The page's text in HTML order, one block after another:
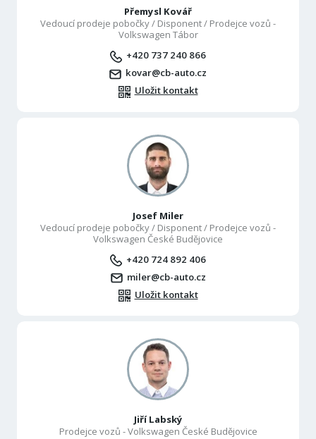
Přemysl Kovář
Vedoucí prodeje pobočky / Disponent / Prodejce vozů -
Volkswagen Tábor
+420 737 240 866
kovar@cb-auto.cz
Uložit kontakt
Josef Miler
Vedoucí prodeje pobočky / Disponent / Prodejce vozů -
Volkswagen České Budějovice
+420 724 892 406
miler@cb-auto.cz
Uložit kontakt
Jiří Labský
Prodejce vozů - Volkswagen České Budějovice